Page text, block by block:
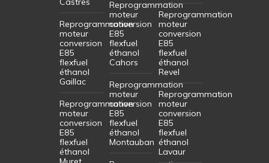
Reprogrammation
moteur
conversion
E85
flexfuel
éthanol
Gaillac
Reprogrammation
moteur
conversion
E85
flexfuel
éthanol
Reprogrammation
moteur
conversion
E85
flexfuel
éthanol
Cahors
Reprogrammation
moteur
conversion
E85
flexfuel
éthanol
Montauban
Reprogrammation
moteur
conversion
E85
flexfuel
éthanol
Revel
Reprogrammation
moteur
conversion
E85
flexfuel
éthanol
Lavaur